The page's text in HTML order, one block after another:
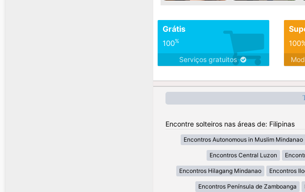
Grátis
100%
Serviços gratuitos
Encontre solteiros nas áreas de: Filipinas
Encontros Autonomous in Muslim Mindanao
Encontros Central Luzon
Encontros Hilagang Mindanao Encontros
Encontros Península de Zamboanga